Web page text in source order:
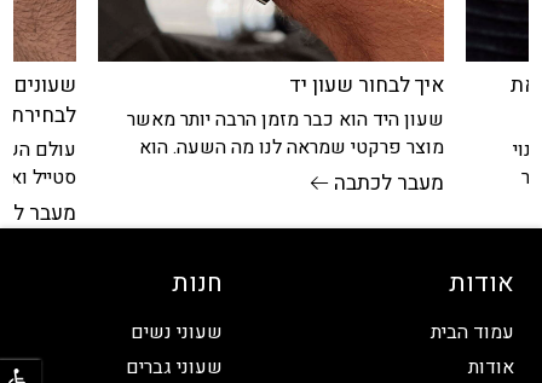
את איך לבחור שעון יד
שעון היד הוא כבר מזמן הרבה יותר מאשר
מוצר פרקטי שמראה לנו מה השעה. הוא
אקססוריז שמספר מי אנחנו והוא
מעבר לכתבה
שעונים
לבחירת
עולם
סטייל
לגברים
מעבר
אודות
עמוד הבית
אודות
חנות
שעוני נשים
שעוני גברים